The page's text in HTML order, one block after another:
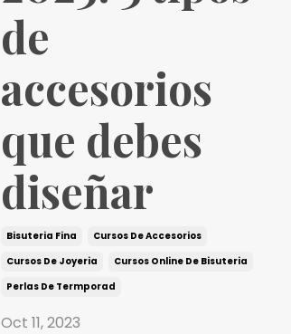
de
accesorios
que debes
diseñar
Bisuteria Fina
Cursos De Accesorios
Cursos De Joyeria
Cursos Online De Bisuteria
Perlas De Termporad
Oct 11, 2023